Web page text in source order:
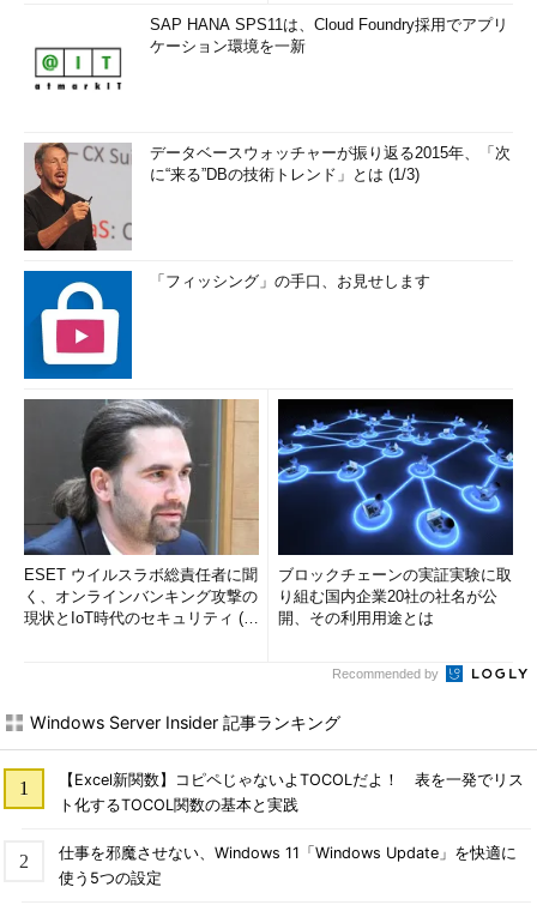
SAP HANA SPS11は、Cloud Foundry採用でアプリ
ケーション環境を一新
データベースウォッチャーが振り返る2015年、「次
に“来る”DBの技術トレンド」とは (1/3)
「フィッシング」の手口、お見せします
ESET ウイルスラボ総責任者に聞
く、オンラインバンキング攻撃の
現状とIoT時代のセキュリティ (1/
ブロックチェーンの実証実験に取
り組む国内企業20社の社名が公
開、その利用用途とは
Recommended by
Windows Server Insider 記事ランキング
【Excel新関数】コピペじゃないよTOCOLだよ！ 表を一発でリス
ト化するTOCOL関数の基本と実践
仕事を邪魔させない、Windows 11「Windows Update」を快適に
使う5つの設定